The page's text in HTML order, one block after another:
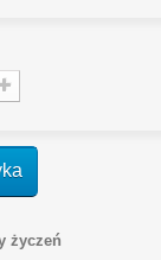
życzeń